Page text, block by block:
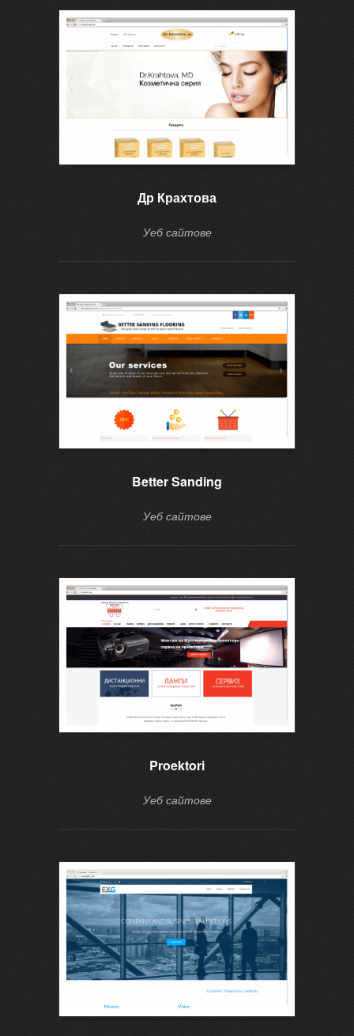
Др Крахтова
Уеб сайтове
Better Sanding
Уеб сайтове
Proektori
Уеб сайтове